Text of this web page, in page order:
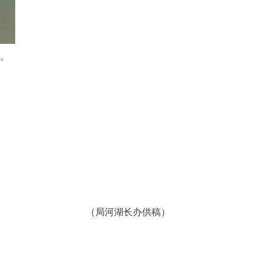
（局河湖长办供稿）